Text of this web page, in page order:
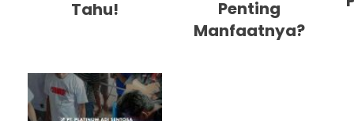
Tahu!
Penting
Manfaatnya?